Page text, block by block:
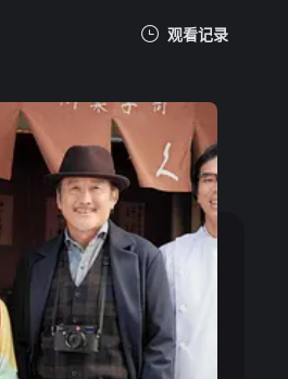
观看记录
暂无观看影片的记录